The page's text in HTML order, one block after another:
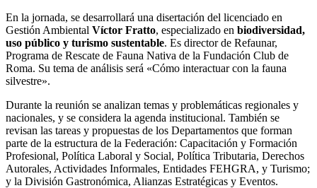
En la jornada, se desarrollará una disertación del licenciado en
Gestión Ambiental Víctor Fratto, especializado en biodiversidad,
uso público y turismo sustentable. Es director de Refaunar,
Programa de Rescate de Fauna Nativa de la Fundación Club de
Roma. Su tema de análisis será «Cómo interactuar con la fauna
silvestre».
Durante la reunión se analizan temas y problemáticas regionales y
nacionales, y se considera la agenda institucional. También se
revisan las tareas y propuestas de los Departamentos que forman
parte de la estructura de la Federación: Capacitación y Formación
Profesional, Política Laboral y Social, Política Tributaria, Derechos
Autorales, Actividades Informales, Entidades FEHGRA, y Turismo;
y la División Gastronómica, Alianzas Estratégicas y Eventos.